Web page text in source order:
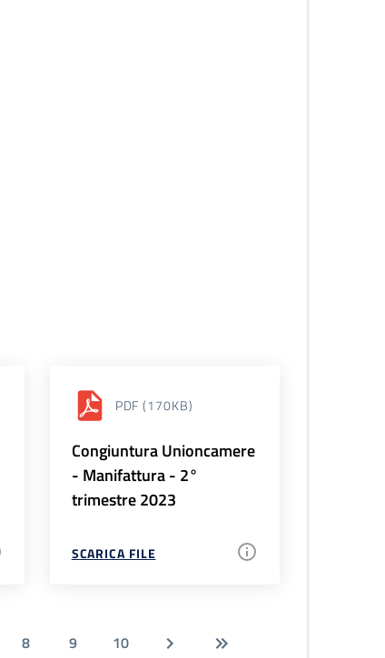
PDF (170KB)
Congiuntura Unioncamere
- Manifattura - 2°
trimestre 2023
SCARICA FILE
8 9 10